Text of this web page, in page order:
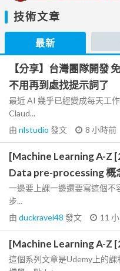
技術文章
最新
【分享】台灣團隊開發
不用再到處找提示詞了
最近 AI 幾乎已經變成每天工
Claud...
由 nlstudio 發文 8 小時前
[Machine Learning A-Z
Data pre-processing 概
一邊要上課一邊還要寫這個不
步...
由 duckravel48 發文 11
[Machine Learning A-Z
這個系列文章是Udemy上的